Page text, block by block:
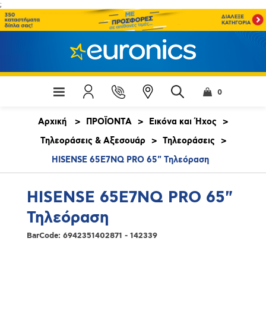
;
0
Αρχική > ΠΡΟΪΟΝΤΑ > Εικόνα και Ήχος
>
Τηλεοράσεις & Αξεσουάρ
> Τηλεοράσεις
>
HISENSE 65E7NQ PRO 65" Τηλεόραση
HISENSE 65E7NQ PRO 65"
Τηλεόραση
BarCode: 6942351402871 - 142339